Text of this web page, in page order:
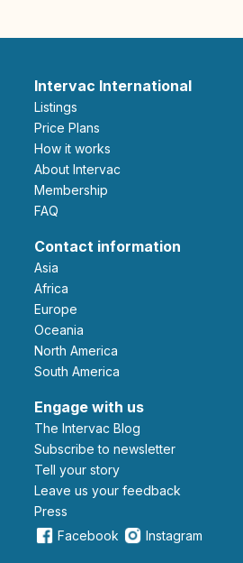
Intervac International
Listings
Price Plans
How it works
About Intervac
Membership
FAQ
Contact information
Asia
Africa
Europe
Oceania
North America
South America
Engage with us
The Intervac Blog
Subscribe to newsletter
Tell your story
leave us your feedback
Press
Facebook
Instagram